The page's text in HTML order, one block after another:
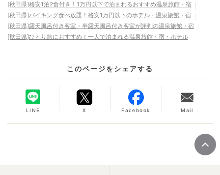
[秋田県]格安1泊2食付き！1万円以下で泊まれるおすすめ温泉旅館・宿
[秋田県]バイキング食べ放題！格安1万円以下のホテル・温泉旅館・宿
[秋田県]露天風呂付き客室・半露天風呂付き客室が評判の温泉旅館・宿
[秋田県]ひとり旅におすすめ！一人で泊まれる温泉旅館・宿・ホテル
このページをシェアする
LINE X Facebook Mail